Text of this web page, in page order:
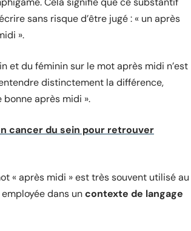
sans risque d’être jugé : « un après
».
et du féminin sur le mot après midi n’est
distinctement la différence,
bonne après midi ».
cancer du sein pour retrouver
« après midi » est très souvent utilisé au
dans uncontexte de langage